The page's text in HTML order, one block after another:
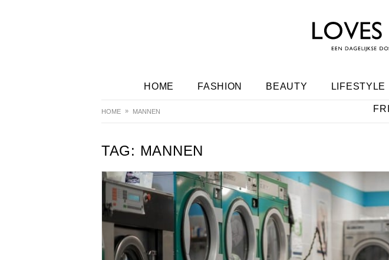
HOME FASHION BEAUTY LIFESTYLE
HOME MANNEN
TAG: MANNEN